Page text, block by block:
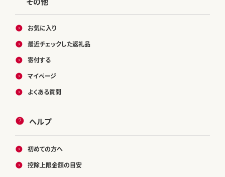
お気に入り
最近チェックした返礼品
寄付する
マイページ
よくある質問
ヘルプ
初めての方へ
控除上限金額の目安